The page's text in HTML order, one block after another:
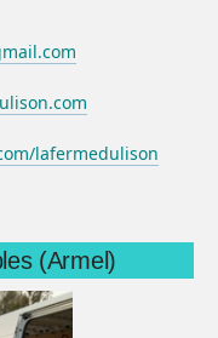
lafermedulison
(Armel)